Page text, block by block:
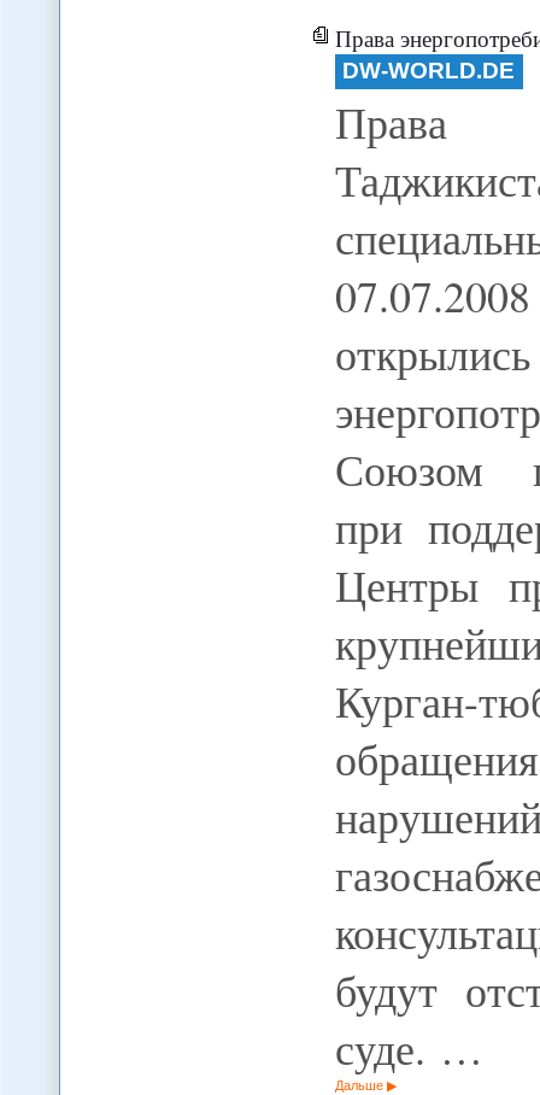
Права
DW-WORLD.DE
Права
Союзом
при
Центры
Курган-
будут
суде. …
Дальше